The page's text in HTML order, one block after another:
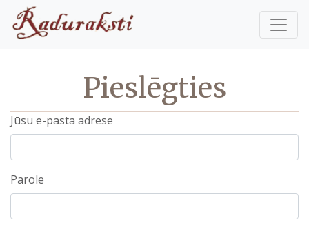
Pieslēgties
Jūsu e-pasta adrese
Parole